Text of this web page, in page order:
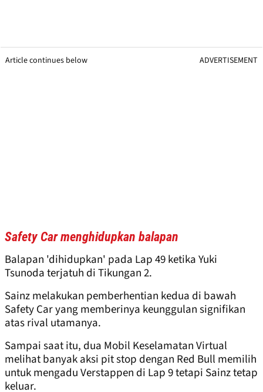
Article continues below ADVERTISEMENT
Safety Car menghidupkan balapan
Balapan 'dihidupkan' pada Lap 49 ketika Yuki
Tsunoda terjatuh di Tikungan 2.
Sainz melakukan pemberhentian kedua di bawah
Safety Car yang memberinya keunggulan signifikan
atas rival utamanya.
Sampai saat itu, dua Mobil Keselamatan Virtual
melihat banyak aksi pit stop dengan Red Bull memilih
untuk mengadu Verstappen di Lap 9 tetapi Sainz tetap
keluar.